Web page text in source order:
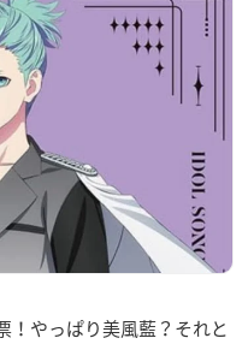
！やっぱり美風藍？それと